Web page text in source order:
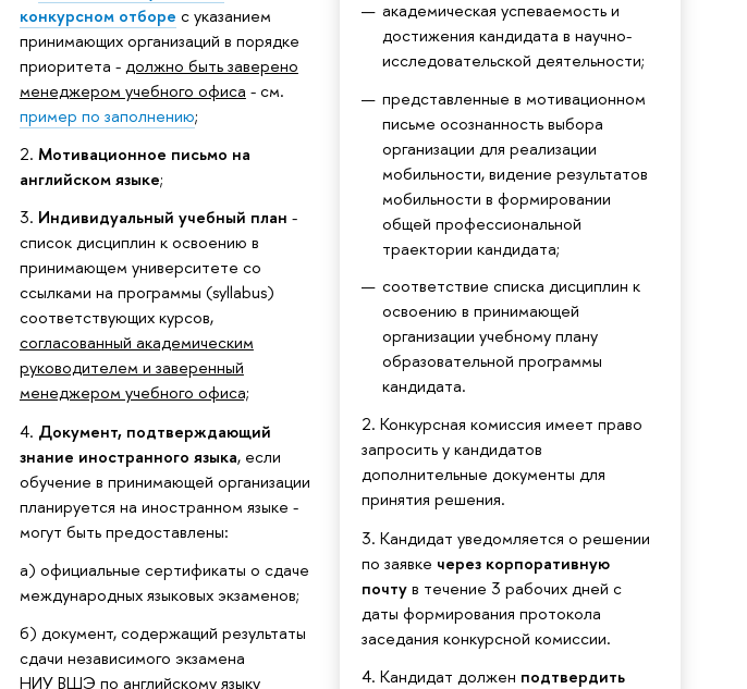
конкурсном отборе с указанием
принимающих организаций в порядке
приоритета -должно быть заверено
менеджером учебного офиса - см.
пример по заполнению;
2. Мотивационное письмо на
английском языке;
3. Индивидуальный учебный план -
список дисциплин к освоению в
принимающем университете со
ссылками на программы (syllabus)
соответствующих курсов,
согласованный академическим
руководителем и заверенный
менеджером учебного офиса;
4. Документ, подтверждающий
знание иностранного языка, если
обучение в принимающей организации
планируется на иностранном языке -
могут быть предоставлены:
а) официальные сертификаты о сдаче
международных языковых экзаменов;
б) документ, содержащий результаты
сдачи независимого экзамена
НИУ ВШЭ по английскому языку
академическая успеваемость и
достижения кандидата в научно-
исследовательской деятельности;
представленные в мотивационном
письме осознанность выбора
организации для реализации
мобильности, видение результатов
мобильности в формировании
общей профессиональной
траектории кандидата;
соответствие списка дисциплин к
освоению в принимающей
организации учебному плану
образовательной программы
кандидата.
2. Конкурсная комиссия имеет право
запросить у кандидатов
дополнительные документы для
принятия решения.
3. Кандидат уведомляется о решении
по заявке через корпоративную
почтув течение 3 рабочих дней с
даты формирования протокола
заседания конкурсной комиссии.
4. Кандидат должен подтвердить